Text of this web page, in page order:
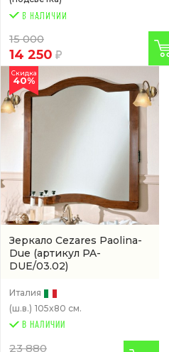
15 000
14 250
Зеркало Cezares Paolina-
Due (артикул PA-
DUE/03.02)
Скидка
40%
Италия
(ш.в.) 105x80 см.
В НАЛИЧИИ
23 880